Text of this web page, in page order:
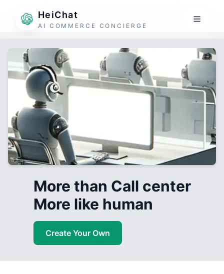
HeiChat
AI COMMERCE CONCIERGE
More than Call center
More like human
Create Your Own